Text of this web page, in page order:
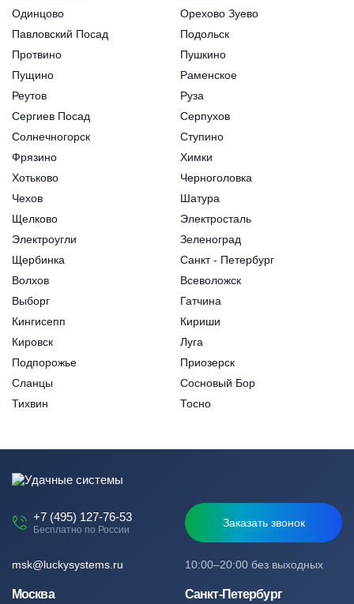
Одинцово
Орехово Зуево
Павловский Посад
Подольск
Протвино
Пушкино
Пущино
Раменское
Реутов
Руза
Сергиев Посад
Серпухов
Солнечногорск
Ступино
Фрязино
Химки
Хотьково
Черноголовка
Чехов
Шатура
Щелково
Электросталь
Электроугли
Зеленоград
Щербинка
Санкт - Петербург
Волхов
Всеволожск
Выборг
Гатчина
Кингисепп
Кириши
Кировск
Луга
Подпорожье
Приозерск
Сланцы
Сосновый Бор
Тихвин
Тосно
+7 (495) 127-76-53
Бесплатно по России
Заказать звонок
10:00–20:00 без выходных
msk@luckysystems.ru
Москва Санкт-Петербург